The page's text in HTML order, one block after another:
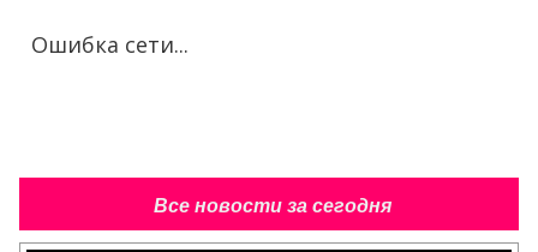
Ошибка сети...
Все новости за сегодня